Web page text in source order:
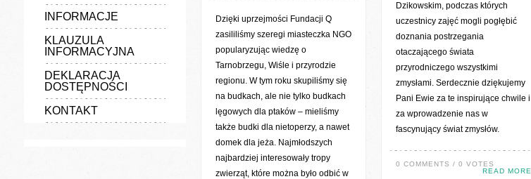
INFORMACJE
KLAUZULA
INFORMACYJNA
DEKLARACJA
DOSTĘPNOŚCI
KONTAKT
Dzięki uprzejmości Fundacji Q
zasililiśmy szeregi miasteczka NGO
popularyzując wiedzę o
Tarnobrzegu, Wiśle i przyrodzie
regionu. W tym roku skupiliśmy się
na budkach, ale nie tylko budkach
lęgowych dla ptaków – mieliśmy
także budki dla nietoperzy, a nawet
domek dla jeża. Najmłodszych
najbardziej interesowały tropy
zwierząt, które można było odbić w
Dzikowskim, podczas których
uczestnicy zajęć mogli pogłębić
doznania postrzegania
otaczającego świata
przyrodniczego wszystkimi
zmysłami. Serdecznie dziękujemy
Pani Ewie za te inspirujące chwile i
za wprowadzenie nas w
fascynujący świat zmysłów.
0 COMMENTS / 0 VOTES
READ MORE